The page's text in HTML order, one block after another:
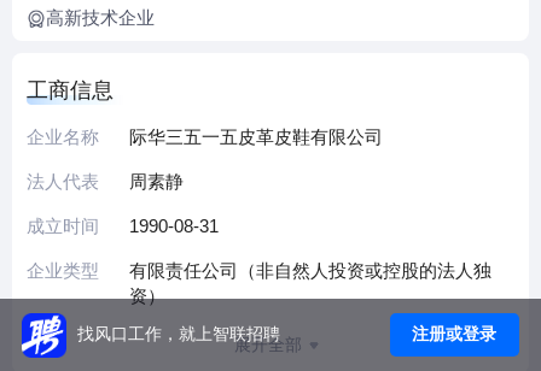
和行业领跑者。
兵部队、九三大阅兵方阵；2012年独家生产的航母系列工作
鞋荣耀装备我国第一艘航空母舰-- “辽宁舰”；2014年装备武警
国宾护卫队，护航亚太经合组织（APEC）第22次领导人非正
3515成为漯河市的名片企业。
公司注册资本1.5亿元，资产总额4.3亿元。2016年将实现销售
收入11亿元、利税1亿元，实现连续五年经济效益稳步增长。
公司现有6条制鞋生产线，关键设备从德国、捷克、意大利引
进。公司拥有“强人”、“3515”两个品牌，在国内三十多个省、
高新技术企业
工商信息
企业名称 际华三五一五皮革皮鞋有限公司
法人代表 周素静
成立时间 1990-08-31
企业类型
有限责任公司（非自然人投资或控股的法人独
资）
展开全部
找风口工作，就上智联招聘 注册或登录